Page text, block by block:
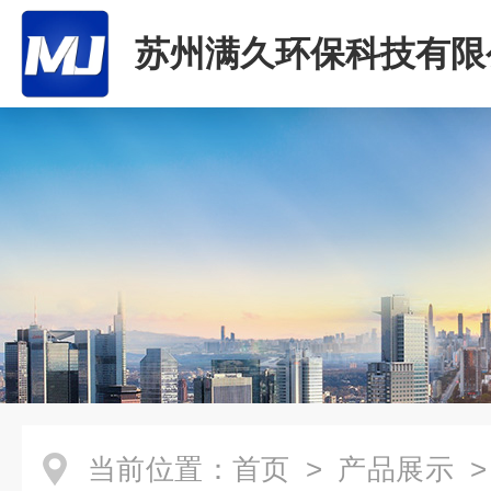
苏州满久环保科技有
当前位置： 首页 > 产品展示